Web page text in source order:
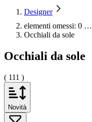
Designer
elementi omessi: 0 …
Occhiali da sole
Occhiali da sole
( 111 )
Novità